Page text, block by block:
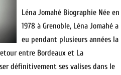
Léna Jomahé Biographie Née en
1978 à Grenoble, Léna Jomahé a
eu pendant plusieurs années la
entre Bordeaux et La
définitivement ses valises dans le